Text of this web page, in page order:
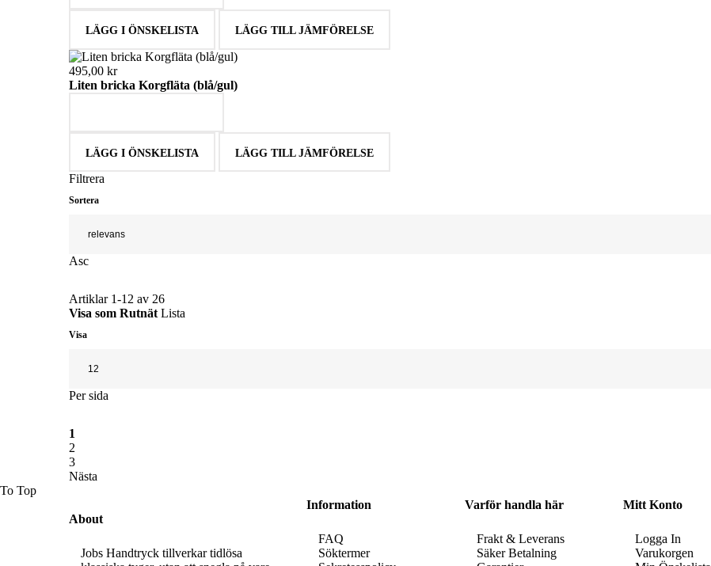
LÄGG I ÖNSKELISTA LÄGG TILL JÄMFÖRELSE
495,00 kr
Liten bricka Korgfläta (blå/gul)
LÄGG I ÖNSKELISTA LÄGG TILL JÄMFÖRELSE
Filtrera
Sortera
Asc
Artiklar 1-12 av 26
Visa som Rutnät Lista
Visa
Per sida
1
2
3
Nästa
To Top
About
Jobs Handtryck tillverkar tidlösa
Information
FAQ
Söktermer
Varför handla här
Frakt & Leverans
Säker Betalning
Mitt Konto
Logga In
Varukorgen